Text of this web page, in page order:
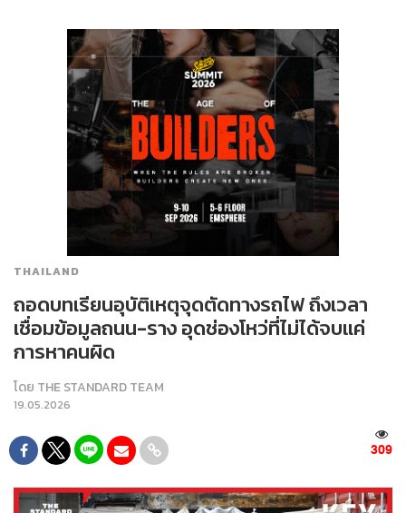
THAILAND
ถอดบทเรียนอุบัติเหตุจุดตัดทางรถไฟ ถึงเวลา
เชื่อมข้อมูลถนน-ราง อุดช่องโหว่ที่ไม่ได้จบแค่
การหาคนผิด
โดย THE STANDARD TEAM
19.05.2026
309